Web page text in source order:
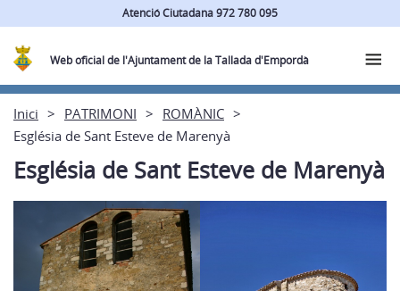
Atenció Ciutadana 972 780 095
Web oficial de l'Ajuntament de la Tallada d'Empordà
Inici PATRIMONI
ROMÀNIC
Església de Sant Esteve de Marenyà
Església de Sant Esteve de Marenyà